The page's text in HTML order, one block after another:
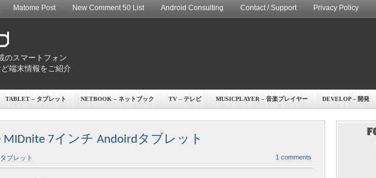
Matome Post New Comment 50 List Android Consulting Contact / Support Privacy Policy
のスマートフォン
端末情報をご紹介
TABLET – タブレット NETBOOK – ネットブック TV – テレビ MUSICPLAYER – 音楽プレイヤー DEVELOP – 開発
MIDnite 7インチ Andoirdタブレット
ブレット 1 comments